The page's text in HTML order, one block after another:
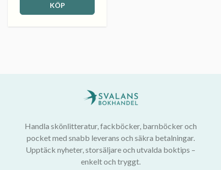
KÖP
Handla skönlitteratur, fackböcker, barnböcker och
pocket med snabb leverans och säkra betalningar.
Upptäck nyheter, storsäljare och utvalda boktips –
enkelt och tryggt.